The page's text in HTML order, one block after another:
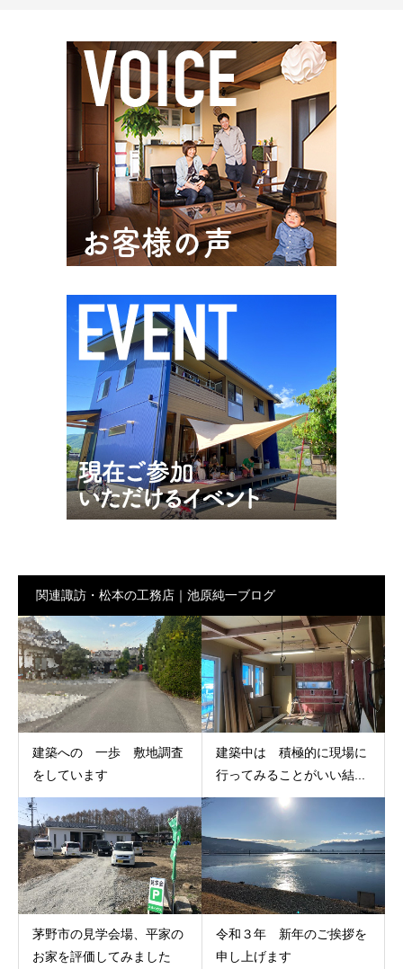
関連諏訪・松本の工務店｜池原純一ブログ
建築への 一歩 敷地調査
をしています
建築中は 積極的に現場に
行ってみることがいい結...
茅野市の見学会場、平家の
お家を評価してみました
令和３年 新年のご挨拶を
申し上げます